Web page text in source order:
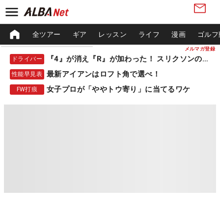
メルマガ登録
全ツアー ギア レッスン ライフ 漫画 ゴル
ドライバー 『4』が消え『R』が加わった！ スリクソンの新作
性能早見表 最新アイアンはロフト角で選べ！
FW打痕 女子プロが「ややトウ寄り」に当てるワケ